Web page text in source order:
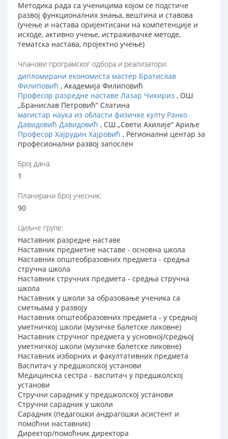
Методика рада са ученицима којом се подстиче
развој функционалних знања, вештина и ставова
(учење и настава оријентисани на компетенције и
исходе, активно учење, истраживачке методе,
тематска настава, пројектно учење)
Чланови програмског одбора и реализатори:
дипломирани економиста мастер Братислав
Филиповић , Академија Филиповић
Професор разредне наставе Лазар Чикириз , ОШ
„Бранислав Петровић“ Слатина
магистар наука из области физичке култу Ранко
Давидовић Давидовић , СШ „Свети Ахилије“ Ариље
Професор Хајрудин Хајровић , Регионални центар за
професионални развој запослен
Број дана:
1
Планирани број учесник:
90
Циљне групе:
Наставник разредне наставе
Наставник предметне наставе - основна школа
Наставник општеобразовних предмета - средња
стручна школа
Наставник стручних предмета - средња стручна
школа
Наставник у школи за образовање ученика са
сметњама у развоју
Наставник општеобразовних предмета - у средњој
уметничкој школи (музичке балетске ликовне)
Наставник стручног предмета у усновној/средњој
уметничкој школи (музичке балетске ликовне)
Наставник изборних и факултативних предмета
Васпитач у предшколској установи
Медицинска сестра - васпитач у предшколској
установи
Стручни сарадник у предшколској установи
Стручни сарадник у школи
Сарадник (педагошки андрагошки асистент и
помоћни наставник)
Директор/помоћник директора